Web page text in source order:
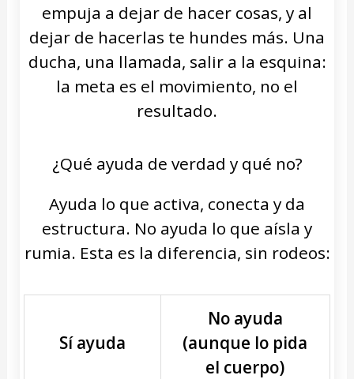
empuja a dejar de hacer cosas, y al
dejar de hacerlas te hundes más. Una
ducha, una llamada, salir a la esquina:
la meta es el movimiento, no el
resultado.
¿Qué ayuda de verdad y qué no?
Ayuda lo que activa, conecta y da
estructura. No ayuda lo que aísla y
rumia. Esta es la diferencia, sin rodeos:
Sí ayuda
No ayuda
(aunque lo pida
el cuerpo)